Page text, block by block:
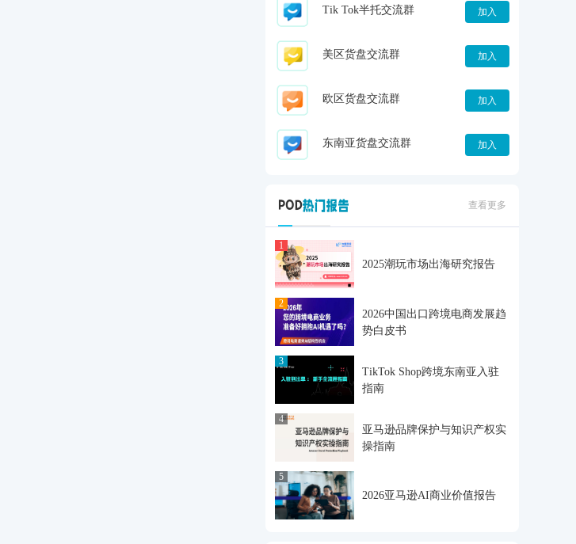
Tik Tok半托交流群 加入
美区货盘交流群 加入
欧区货盘交流群 加入
东南亚货盘交流群 加入
查看更多
1
2025潮玩市场出海研究报告
2
2026中国出口跨境电商发展趋
势白皮书
3
TikTok Shop跨境东南亚入驻
指南
4
亚马逊品牌保护与知识产权实
操指南
5
2026亚马逊AI商业价值报告